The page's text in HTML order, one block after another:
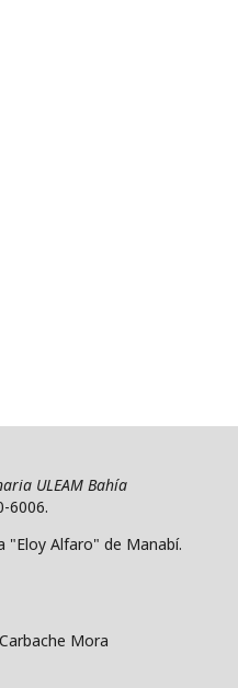
ULEAM Bahía
6006.
"Eloy Alfaro" de Manabí.
Mora